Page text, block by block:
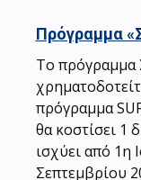
Πρόγραμμα
Το πρόγραμμα
πρόγραμμα
θα κοστίσει 1
ισχύει από 1η
Σεπτεμβρίου